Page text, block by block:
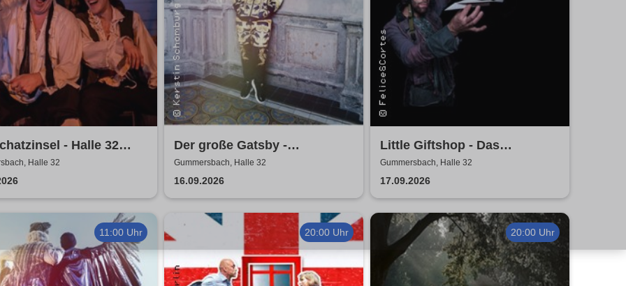
- Halle 32
Halle 32
Der große Gatsby -
Rheinisches Landestheater
Neuss
Gummersbach, Halle 32
16.09.2026
Little Giftshop - Das
zauberhafte Antiquariat der
Geschichten
Gummersbach, Halle 32
17.09.2026
11:00 Uhr 20:00 Uhr 20:00 Uhr